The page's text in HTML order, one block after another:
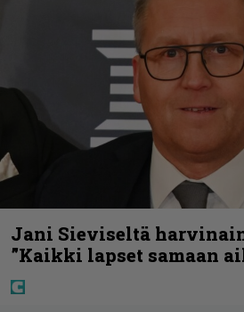
Jani Sieviseltä
”Kaikki lapset samaan